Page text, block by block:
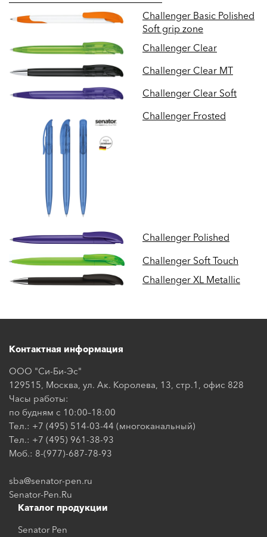
Challenger Basic Polished
Soft grip zone
Challenger Clear
Challenger Clear MT
Challenger Clear Soft
Challenger Frosted
Challenger Polished
Challenger Soft Touch
Challenger XL Metallic
Контактная информация
ООО "Си-Би-Эс"
129515, Москва, ул. Ак. Королева, 13, стр.1, офис 828
Часы работы:
по будням с 10:00–18:00
Тел.: +7 (495) 514-03-44 (многоканальный)
Тел.: +7 (495) 961-38-93
Моб.: 8-(977)-687-78-93
sba@senator-pen.ru
Senator-Pen.Ru
Каталог продукции
Senator Pen